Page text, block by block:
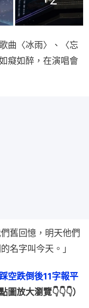
曲〈冰雨〉、〈忘
癡如醉，在演唱會
舊回憶，明天他們
名字叫今天。」
空跌倒後11字報平
圖放大瀏覽👇👇👇）